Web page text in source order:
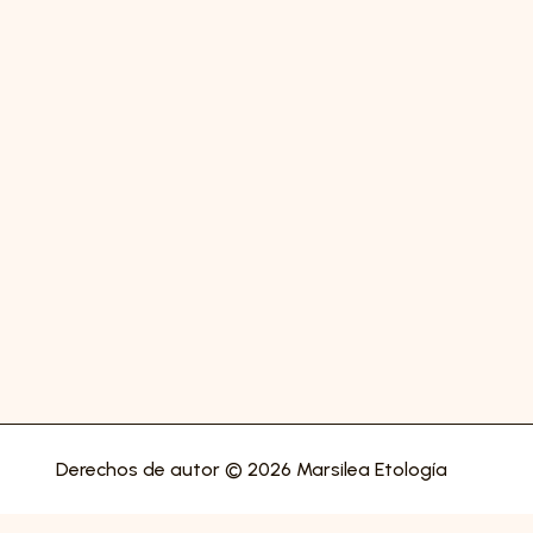
Derechos de autor © 2026 Marsilea Etología